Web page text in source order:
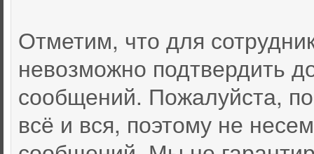
Отметим, что для
невозможно подтвердить
сообщений. Пожалуйста,
всё и вся, поэтому не